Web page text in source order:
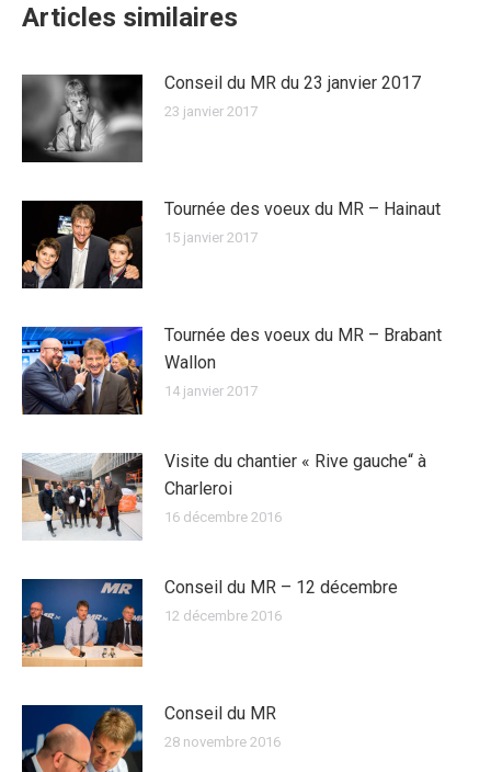
Articles similaires
Conseil du MR du 23 janvier 2017
23 janvier 2017
Tournée des voeux du MR – Hainaut
15 janvier 2017
Tournée des voeux du MR – Brabant
Wallon
14 janvier 2017
Visite du chantier « Rive gauche“ à
Charleroi
16 décembre 2016
Conseil du MR – 12 décembre
12 décembre 2016
Conseil du MR
28 novembre 2016